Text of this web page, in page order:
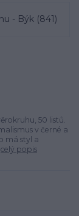
50 listů.
v černé a
má styl a
celý popis